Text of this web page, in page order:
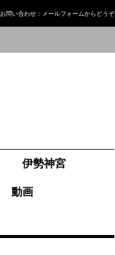
お問い合わせ： メールフォームからどうぞ
伊勢神宮
動画